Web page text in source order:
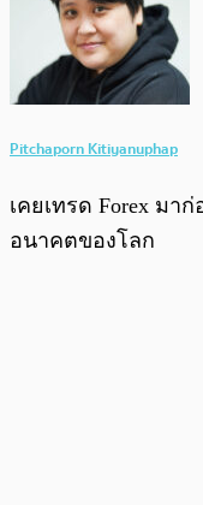
Pitchaporn Kitiyanuphap
เคยเทรด Forex มา
อนาคตของโลก